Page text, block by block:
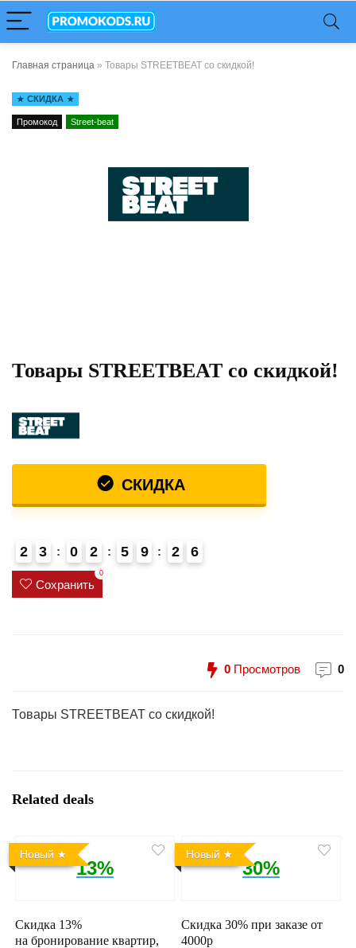
Главная страница » Товары STREETBEAT со скидкой!
СКИДКА
Промокод Street-beat
Товары STREETBEAT со скидкой!
СКИДКА
2 3 0 2 5 9 2 6
Сохранить
0
0 Просмотров 0
Товары STREETBEAT со скидкой!
Related deals
Новый
13%
Скидка 13%
на бронирование квартир,
Новый
30%
Скидка 30% при заказе от
4000р